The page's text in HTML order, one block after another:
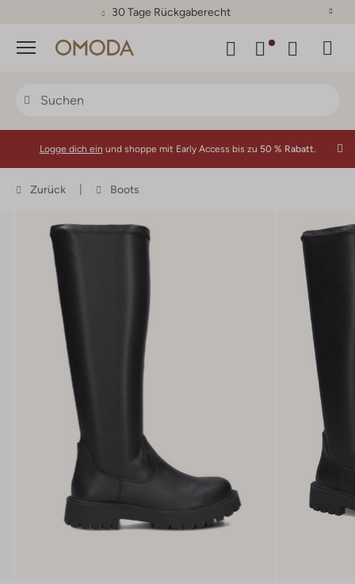
30 Tage Rückgaberecht
Menü
Logge dich ein und shoppe mit Early Access bis zu 50 % Rabatt.
Zurück Boots